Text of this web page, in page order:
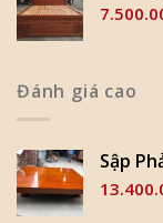
Đánh giá cao
Sập